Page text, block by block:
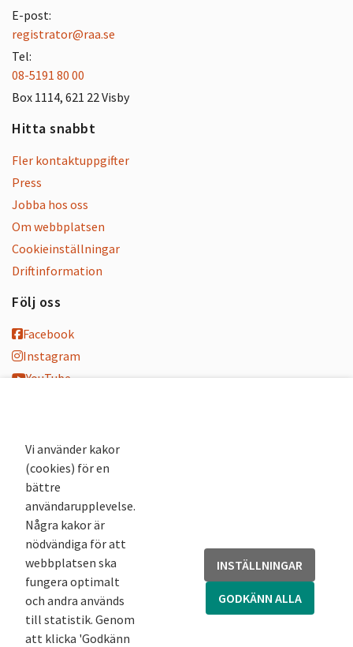
E-post:
registrator@raa.se
Tel:
08-5191 80 00
Box 1114, 621 22 Visby
Hitta snabbt
Fler kontaktuppgifter
Press
Jobba hos oss
Om webbplatsen
Cookieinställningar
Driftinformation
Följ oss
Facebook
Instagram
YouTube
Nyhetsbrev
Andra webbplatser
Arkivsök
Fornsök
Fornreg
Bebyggelseregistret
Runor
Kringla
Vi använder kakor
(cookies) för en
bättre
användarupplevelse.
Några kakor är
nödvändiga för att
webbplatsen ska
fungera optimalt
och andra används
till statistik. Genom
att klicka 'Godkänn
INSTÄLLNINGAR
GODKÄNN ALLA